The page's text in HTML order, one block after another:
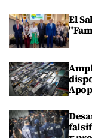
El